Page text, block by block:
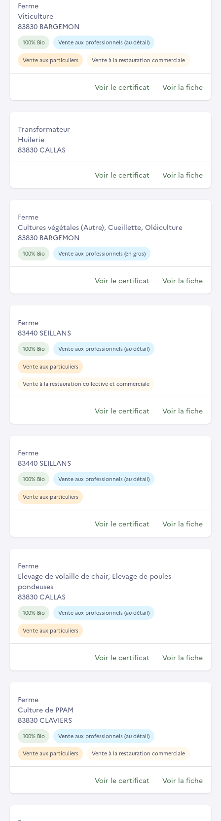
Ferme
Viticulture
83830 BARGEMON
100% Bio Vente aux professionnels (au détail)
Vente aux particuliers Vente à la restauration commerciale
Voir le certificat Voir la fiche
Transformateur
Huilerie
83830 CALLAS
Voir le certificat Voir la fiche
Ferme
Cultures végétales (Autre), Cueillette, Oléiculture
83830 BARGEMON
100% Bio Vente aux professionnels (en gros)
Voir le certificat Voir la fiche
Ferme
83440 SEILLANS
100% Bio Vente aux professionnels (au détail)
Vente aux particuliers
Vente à la restauration collective et commerciale
Voir le certificat Voir la fiche
Ferme
83440 SEILLANS
100% Bio Vente aux professionnels (au détail)
Vente aux particuliers
Voir le certificat Voir la fiche
Ferme
Elevage de volaille de chair, Elevage de poules
pondeuses
83830 CALLAS
100% Bio Vente aux professionnels (au détail)
Vente aux particuliers
Voir le certificat Voir la fiche
Ferme
Culture de PPAM
83830 CLAVIERS
100% Bio Vente aux professionnels (au détail)
Vente aux particuliers Vente à la restauration commerciale
Voir le certificat Voir la fiche